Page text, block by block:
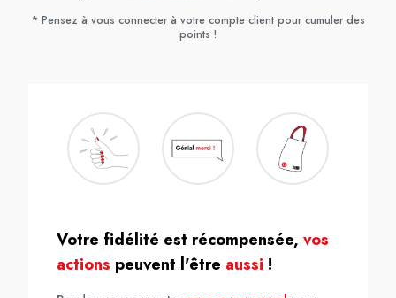
* Pensez à vous connecter à votre compte client pour cumuler des
points !
Votre fidélité est récompensée, vos
actions peuvent l'être aussi !